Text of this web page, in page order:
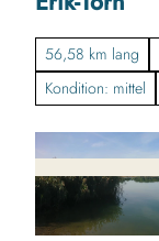
56,58 km lang
Kondition: mittel